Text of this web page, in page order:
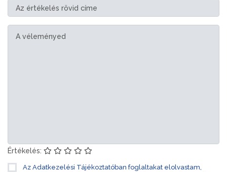
Értékelés:
Az Adatkezelési Tájékoztatóban foglaltakat elolvastam,